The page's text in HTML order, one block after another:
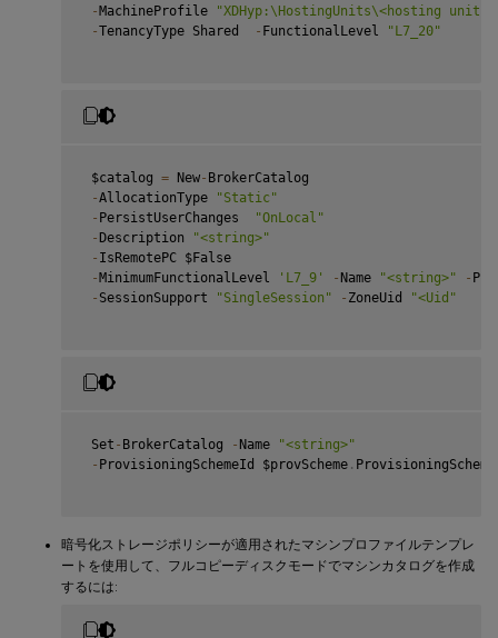
-MachineProfile
"XDHyp:\HostingUnits\<hosting unit
-TenancyType Shared - FunctionalLevel "L7_20"
$catalog = New- BrokerCatalog
-AllocationType
"Static"
- PersistUserChanges
"OnLocal"
-Description
"<string>"
- IsRemotePC $False
-MinimumFunctionalLevel 'L7_9' - Name "<string>" -
- SessionSupport "SingleSession" - ZoneUid "<Uid"
Set - BrokerCatalog - Name
"<string>"
- ProvisioningSchemeId $provScheme .
暗号化ストレージポリシーが適用されたマシンプロファイルテンプレ
ートを使用して、フルコピーディスクモードでマシンカタログを作成
するには: